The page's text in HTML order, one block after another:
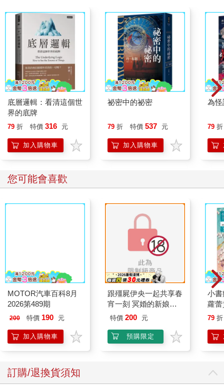
底層邏輯：看清這個世
界的底牌
79 折 特價 316 元
加入購物車
祕密中的祕密
79 折 特價 537 元
加入購物車
為怪
79 折
您可能會喜歡
MOTOR汽車百科8月
2026第489期
200 特價 190 元
加入購物車
跟殭屍伊央一起共享春
宵一刻 冥婚的新娘番
外篇
特價 200 元
預購限定
小
蘿
79 折
訂購/退換貨須知